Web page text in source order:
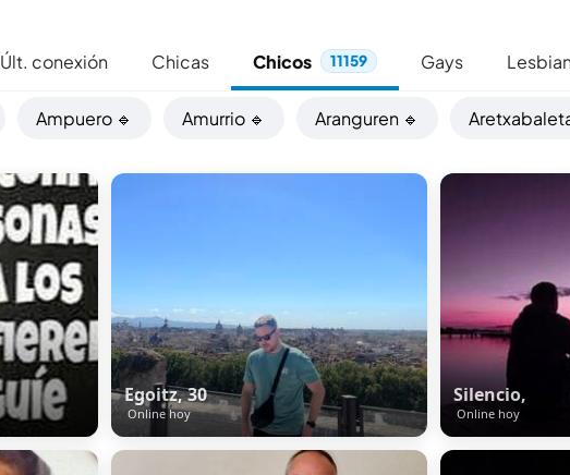
Últ. conexión Chicas Chicos 11159 Gays
Ampuero 🔹 Amurrio 🔹 Aranguren 🔹
Egoitz, 30
Online hoy
Silencio,
Online hoy